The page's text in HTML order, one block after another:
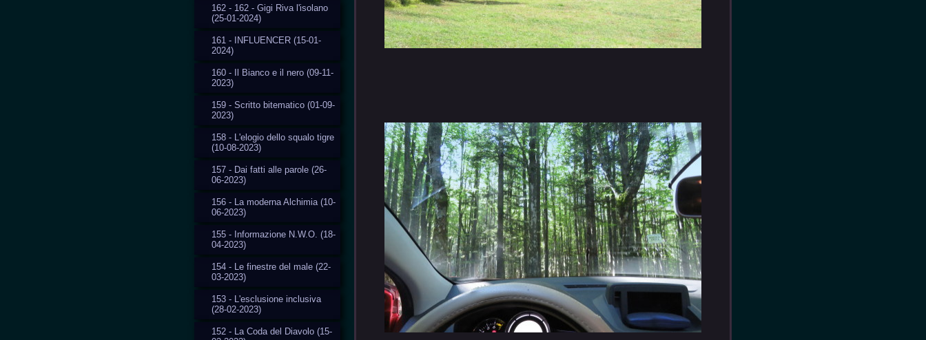
162 - 162 - Gigi Riva l'isolano
(25-01-2024)
161 - INFLUENCER (15-01-
2024)
160 - Il Bianco e il nero (09-11-
2023)
159 - Scritto bitematico (01-09-
2023)
158 - L'elogio dello squalo tigre
(10-08-2023)
157 - Dai fatti alle parole (26-
06-2023)
156 - La moderna Alchimia (10-
06-2023)
155 - Informazione N.W.O. (18-
04-2023)
154 - Le finestre del male (22-
03-2023)
153 - L'esclusione inclusiva
(28-02-2023)
152 - La Coda del Diavolo (15-